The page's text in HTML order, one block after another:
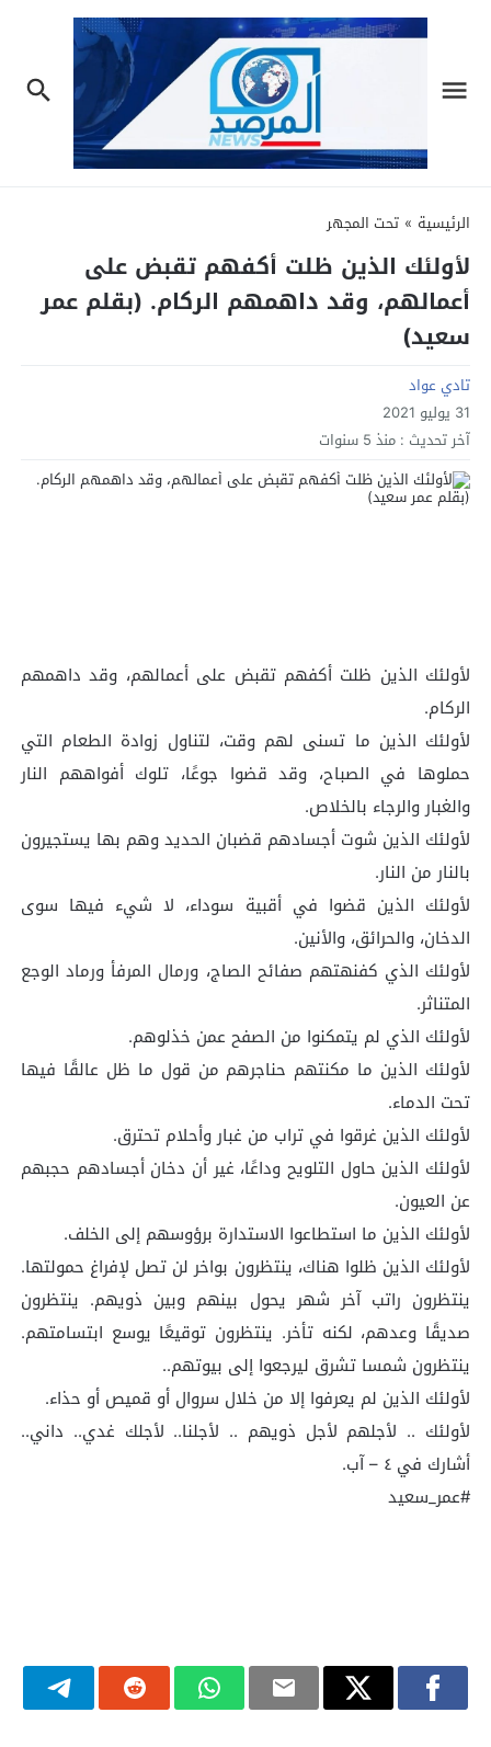
الرئيسية » تحت المجهر
لأولئك الذين ظلت أكفهم تقبض على
أعمالهم، وقد داهمهم الركام. (بقلم عمر
سعيد)
تادي عواد
31 يوليو 2021
آخر تحديث : منذ 5 سنوات
لأولئك الذين ظلت أكفهم تقبض على أعمالهم، وقد داهمهم
الركام.
لأولئك الذين ما تسنى لهم وقت، لتناول زوادة الطعام التي
حملوها في الصباح، وقد قضوا جوعًا، تلوك أفواههم النار
والغبار والرجاء بالخلاص.
لأولئك الذين شوت أجسادهم قضبان الحديد وهم بها يستجيرون
بالنار من النار.
لأولئك الذين قضوا في أقبية سوداء، لا شيء فيها سوى
الدخان، والحرائق، والأنين.
لأولئك الذي كفنهتهم صفائح الصاج، ورمال المرفأ ورماد الوجع
المتناثر.
لأولئك الذي لم يتمكنوا من الصفح عمن خذلوهم.
لأولئك الذين ما مكنتهم حناجرهم من قول ما ظل عالقًا فيها
تحت الدماء.
لأولئك الذين غرقوا في تراب من غبار وأحلام تحترق.
لأولئك الذين حاول التلويح وداعًا، غير أن دخان أجسادهم حجبهم
عن العيون.
لأولئك الذين ما استطاعوا الاستدارة برؤوسهم إلى الخلف.
لأولئك الذين ظلوا هناك، ينتظرون بواخر لن تصل لإفراغ حمولتها.
ينتظرون راتب آخر شهر يحول بينهم وبين ذويهم. ينتظرون
صديقًا وعدهم، لكنه تأخر. ينتظرون توقيعًا يوسع ابتسامتهم.
ينتظرون شمسا تشرق ليرجعوا إلى بيوتهم..
لأولئك الذين لم يعرفوا إلا من خلال سروال أو قميص أو حذاء.
لأولئك .. لأجلهم لأجل ذويهم .. لأجلنا.. لأجلك غدي.. داني..
أشارك في ٤ – آب.
#عمر_سعيد